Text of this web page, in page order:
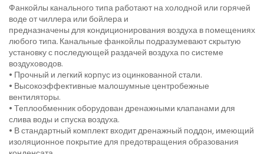
Фанкойлы канального типа работают на холодной или горячей
воде от чиллера или бойлера и
предназначены для кондиционирования воздуха в помещениях
любого типа. Канальные фанкойлы подразумевают скрытую
установку с последующей раздачей воздуха по системе
воздуховодов.
• Прочный и легкий корпус из оцинкованной стали.
• Высокоэффективные малошумные центробежные
вентиляторы.
• Теплообменник оборудован дренажными клапанами для
слива воды и спуска воздуха.
• В стандартный комплект входит дренажный поддон, имеющий
изоляционное покрытие для предотвращения образования